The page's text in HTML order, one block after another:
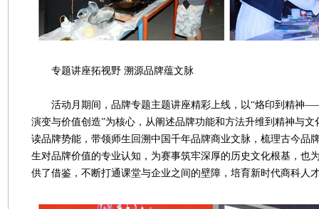
专题讲座拓视野 溯源品牌蕴文脉
活动月期间，品牌专题主题讲座精彩上线，以“烙印到精神
演变与价值创造”为核心，从阐述品牌功能和方法升维到精神与文
读品牌势能，带领师生回溯中国千年品牌商业文脉，梳理古今品
生对品牌价值的专业认知，为赛事筑牢深厚的历史文化根基，也
供了借鉴，不断打通课堂与企业之间的壁障，培育新时代商科人